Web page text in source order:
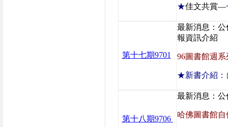
★佳文共賞—
第十七期9701
最新消息：
報資訊介紹
96圖書館週
★新書介紹：
第十八期9706
最新消息：
哈佛圖書館